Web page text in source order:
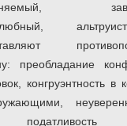
преобладание
конгруэнтность в
податливость